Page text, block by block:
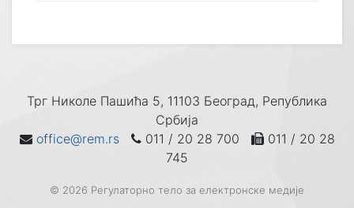
Трг Николе Пашића 5, 11103 Београд, Република
Србија
office@rem.rs
011 / 20 28 700
011 / 20 28
745
© 2026 Регулаторно тело за електронске медије